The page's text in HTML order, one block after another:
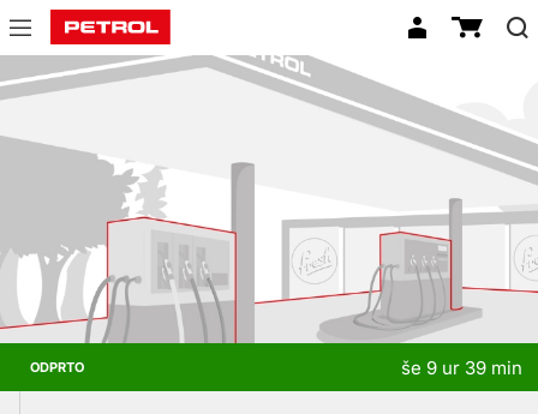
Prodajna
mesta
ODPRTO še 9 ur 39 min